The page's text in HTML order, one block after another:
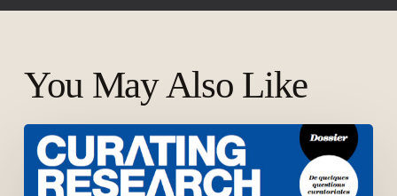
You May Also Like
Curating
research
(L’Art